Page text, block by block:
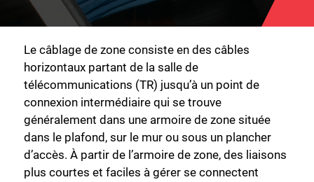
Le câblage de zone consiste en des câbles
horizontaux partant de la salle de
télécommunications (TR) jusqu’à un point de
connexion intermédiaire qui se trouve
généralement dans une armoire de zone située
dans le plafond, sur le mur ou sous un plancher
d’accès. À partir de l’armoire de zone, des liaisons
plus courtes et faciles à gérer se connectent